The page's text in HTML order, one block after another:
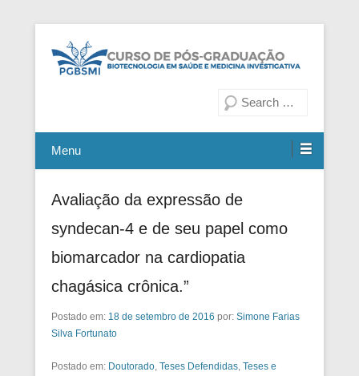
Curso de Pós-Graduação em
Medicina Investigativa
Menu
Avaliação da expressão de
syndecan-4 e de seu papel como
biomarcador na cardiopatia
chagásica crônica.”
Postado em: 18 de setembro de 2016 por: Simone Farias
Silva Fortunato
Postado em: Doutorado, Teses Defendidas, Teses e